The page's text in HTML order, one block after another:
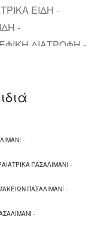
ΕΙΔΗ -
-
ΔΙΑΤΡΟΦΗ -
- ΚΡΕΜΕΣ
-
ΠΑΣΑΛΙΜΑΝΙ -
ΠΑΣΑΛΙΜΑΝΙ -
-